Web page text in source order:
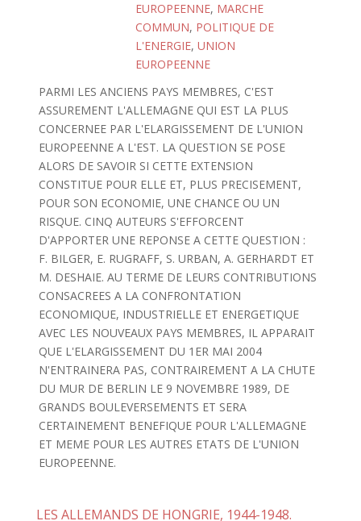
EUROPEENNE, MARCHE
COMMUN, POLITIQUE DE
L'ENERGIE, UNION
EUROPEENNE
PARMI LES ANCIENS PAYS MEMBRES, C'EST
ASSUREMENT L'ALLEMAGNE QUI EST LA PLUS
CONCERNEE PAR L'ELARGISSEMENT DE L'UNION
EUROPEENNE A L'EST. LA QUESTION SE POSE
ALORS DE SAVOIR SI CETTE EXTENSION
CONSTITUE POUR ELLE ET, PLUS PRECISEMENT,
POUR SON ECONOMIE, UNE CHANCE OU UN
RISQUE. CINQ AUTEURS S'EFFORCENT
D'APPORTER UNE REPONSE A CETTE QUESTION :
F. BILGER, E. RUGRAFF, S. URBAN, A. GERHARDT ET
M. DESHAIE. AU TERME DE LEURS CONTRIBUTIONS
CONSACREES A LA CONFRONTATION
ECONOMIQUE, INDUSTRIELLE ET ENERGETIQUE
AVEC LES NOUVEAUX PAYS MEMBRES, IL APPARAIT
QUE L'ELARGISSEMENT DU 1ER MAI 2004
N'ENTRAINERA PAS, CONTRAIREMENT A LA CHUTE
DU MUR DE BERLIN LE 9 NOVEMBRE 1989, DE
GRANDS BOULEVERSEMENTS ET SERA
CERTAINEMENT BENEFIQUE POUR L'ALLEMAGNE
ET MEME POUR LES AUTRES ETATS DE L'UNION
EUROPEENNE.
LES ALLEMANDS DE HONGRIE, 1944-1948.